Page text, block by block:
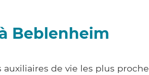
Beblenheim
de vie les plus